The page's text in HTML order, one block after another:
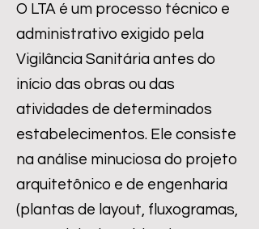
O LTA é um processo técnico e
administrativo exigido pela
Vigilância Sanitária antes do
início das obras ou das
atividades de determinados
estabelecimentos. Ele consiste
na análise minuciosa do projeto
arquitetônico e de engenharia
(plantas de layout, fluxogramas,